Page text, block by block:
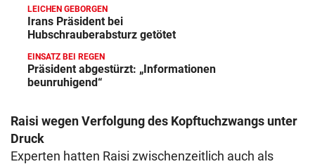
LEICHEN GEBORGEN
Irans Präsident bei
Hubschrauberabsturz getötet
EINSATZ BEI REGEN
Präsident abgestürzt: „Informationen
beunruhigend“
Raisi wegen Verfolgung des Kopftuchzwangs unter
Druck
Experten hatten Raisi zwischenzeitlich auch als